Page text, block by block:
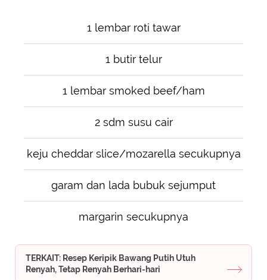
1 lembar roti tawar
1 butir telur
1 lembar smoked beef/ham
2 sdm susu cair
keju cheddar slice/mozarella secukupnya
garam dan lada bubuk sejumput
margarin secukupnya
TERKAIT: Resep Keripik Bawang Putih Utuh
Renyah, Tetap Renyah Berhari-hari